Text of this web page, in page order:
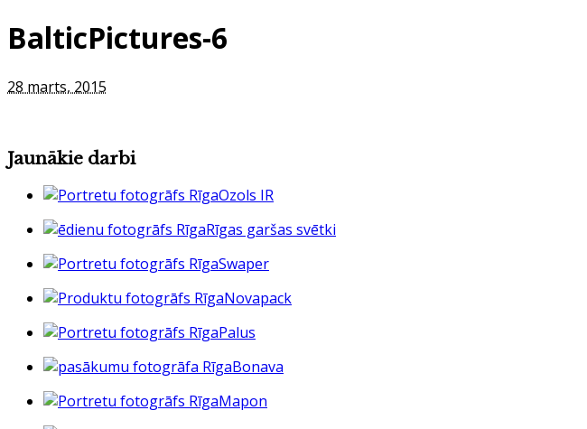
BalticPictures-6
28 marts, 2015
Jaunākie darbi
Ozols IR
Rīgas garšas svētki
Swaper
Novapack
Palus
Bonava
Mapon